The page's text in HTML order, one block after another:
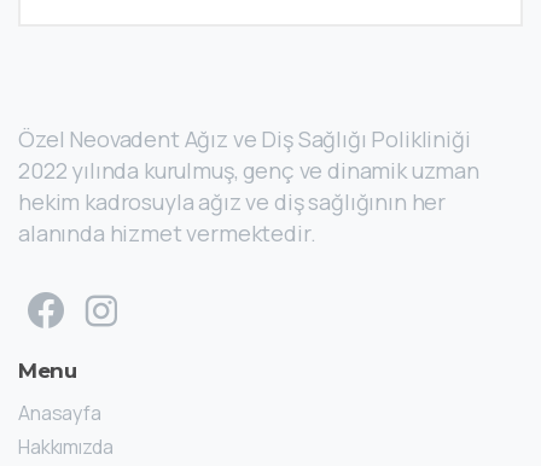
Özel Neovadent Ağız ve Diş Sağlığı Polikliniği
2022 yılında kurulmuş, genç ve dinamik uzman
hekim kadrosuyla ağız ve diş sağlığının her
alanında hizmet vermektedir.
Menu
Anasayfa
Hakkımızda